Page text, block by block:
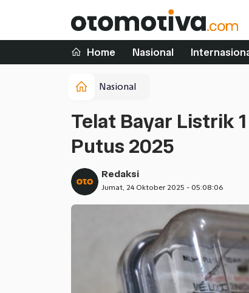
Home Nasional
Nasional
Telat Bayar Listrik
Putus 2025
Redaksi
Jumat, 24 Oktober 2025 - 05:08:06